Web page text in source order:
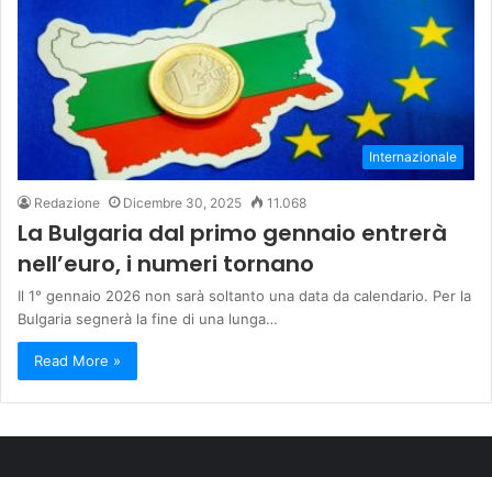
Internazionale
Redazione Dicembre 30, 2025 11.068
La Bulgaria dal primo gennaio entrerà
nell’euro, i numeri tornano
Il 1° gennaio 2026 non sarà soltanto una data da calendario. Per la
Bulgaria segnerà la fine di una lunga…
Read More »